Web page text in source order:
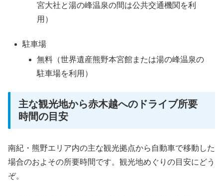
宮大社と湯の峰温泉の間は公共交通機関を利
用）
駐車場
無料（世界遺産熊野本宮館または湯の峰温泉の
駐車場を利用）
主な観光地から赤木越へのドライブ所要
時間の目安
南紀・熊野エリア内の主な観光拠点から自動車で移動した
場合のおよその所要時間です。観光地めぐりの目安にどう
ぞ。